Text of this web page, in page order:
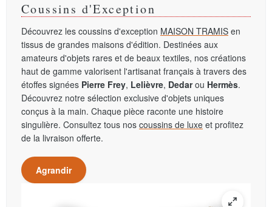
Coussins d'Exception
Découvrez les coussins d'exception MAISON TRAMIS en
tissus de grandes maisons d'édition. Destinées aux
amateurs d'objets rares et de beaux textiles, nos créations
haut de gamme valorisent l'artisanat français à travers des
étoffes signées Pierre Frey, Lelièvre, Dedarou Hermès.
Découvrez notre sélection exclusive d'objets uniques
conçus à la main. Chaque pièce raconte une histoire
singulière. Consultez tous nos coussins de luxe et profitez
de la livraison offerte.
Agrandir